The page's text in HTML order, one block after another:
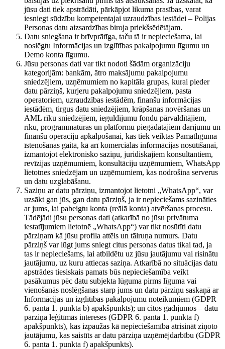
jūsu dati tiek apstrādāti, pārkāpjot likuma prasības, varat
iesniegt sūdzību kompetentajai uzraudzības iestādei – Polijas
Personas datu aizsardzības biroja priekšsēdētājam.
Datu sniegšana ir brīvprātīga, taču tā ir nepieciešama, lai
noslēgtu Informācijas un izglītības pakalpojumu līgumu un
Demo konta līgumu.
Jūsu personas dati var tikt nodoti šādām organizāciju
kategorijām: bankām, ātro maksājumu pakalpojumu
sniedzējiem, uzņēmumiem no kapitāla grupas, kurai pieder
datu pārziņš, kurjeru pakalpojumu sniedzējiem, pasta
operatoriem, uzraudzības iestādēm, finanšu informācijas
iestādēm, tirgus datu sniedzējiem, krāpšanas novēršanas un
AML rīku sniedzējiem, ieguldījumu fondu pārvaldītājiem,
rīku, programmatūras un platformu piegādātājiem darījumu un
finanšu operāciju apkalpošanai, kas tiek veiktas Pamatlīguma
īstenošanas gaitā, kā arī komerciālās informācijas nosūtīšanai,
izmantojot elektronisko saziņu, juridiskajiem konsultantiem,
revīzijas uzņēmumiem, konsultāciju uzņēmumiem, WhatsApp
lietotnes sniedzējam un uzņēmumiem, kas nodrošina serverus
un datu uzglabāšanu.
Saziņu ar datu pārziņu, izmantojot lietotni „WhatsApp“, var
uzsākt gan jūs, gan datu pārziņš, ja ir nepieciešams sazināties
ar jums, lai pabeigtu konta (reālā konta) atvēršanas procesu.
Tādējādi jūsu personas dati (atkarībā no jūsu privātuma
iestatījumiem lietotnē „WhatsApp“) var tikt nosūtīti datu
pārziņam kā jūsu profila attēls un tālruņa numurs. Datu
pārziņš var lūgt jums sniegt citus personas datus tikai tad, ja
tas ir nepieciešams, lai atbildētu uz jūsu jautājumu vai risinātu
jautājumu, uz kuru attiecas saziņa. Atkarībā no situācijas datu
apstrādes tiesiskais pamats būs nepieciešamība veikt
pasākumus pēc datu subjekta lūguma pirms līguma vai
vienošanās noslēgšanas starp jums un datu pārziņu saskaņā ar
Informācijas un izglītības pakalpojumu noteikumiem (GDPR
6. panta 1. punkta b) apakšpunkts); un citos gadījumos – datu
pārziņa leģitīmās intereses (GDPR 6. panta 1. punkta f)
apakšpunkts), kas izpaužas kā nepieciešamība atrisināt ziņoto
jautājumu, kas saistīts ar datu pārziņa uzņēmējdarbību (GDPR
6. panta 1. punkta f) apakšpunkts).